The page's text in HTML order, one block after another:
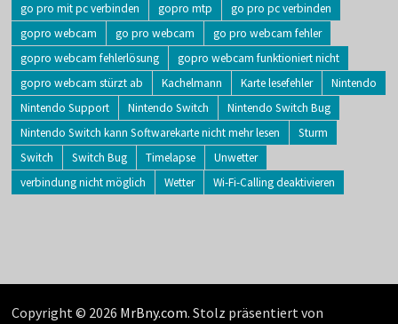
go pro mit pc verbinden
gopro mtp
go pro pc verbinden
gopro webcam
go pro webcam
go pro webcam fehler
gopro webcam fehlerlösung
gopro webcam funktioniert nicht
gopro webcam stürzt ab
Kachelmann Karte lesefehler
Nintendo
Nintendo Support
Nintendo Switch
Nintendo Switch Bug
Nintendo Switch kann Softwarekarte nicht mehr lesen
Sturm
Switch
Switch Bug Timelapse
Unwetter
verbindung nicht möglich
Wetter Wi-Fi-Calling deaktivieren
Copyright © 2026 MrBny.com. Stolz präsentiert von